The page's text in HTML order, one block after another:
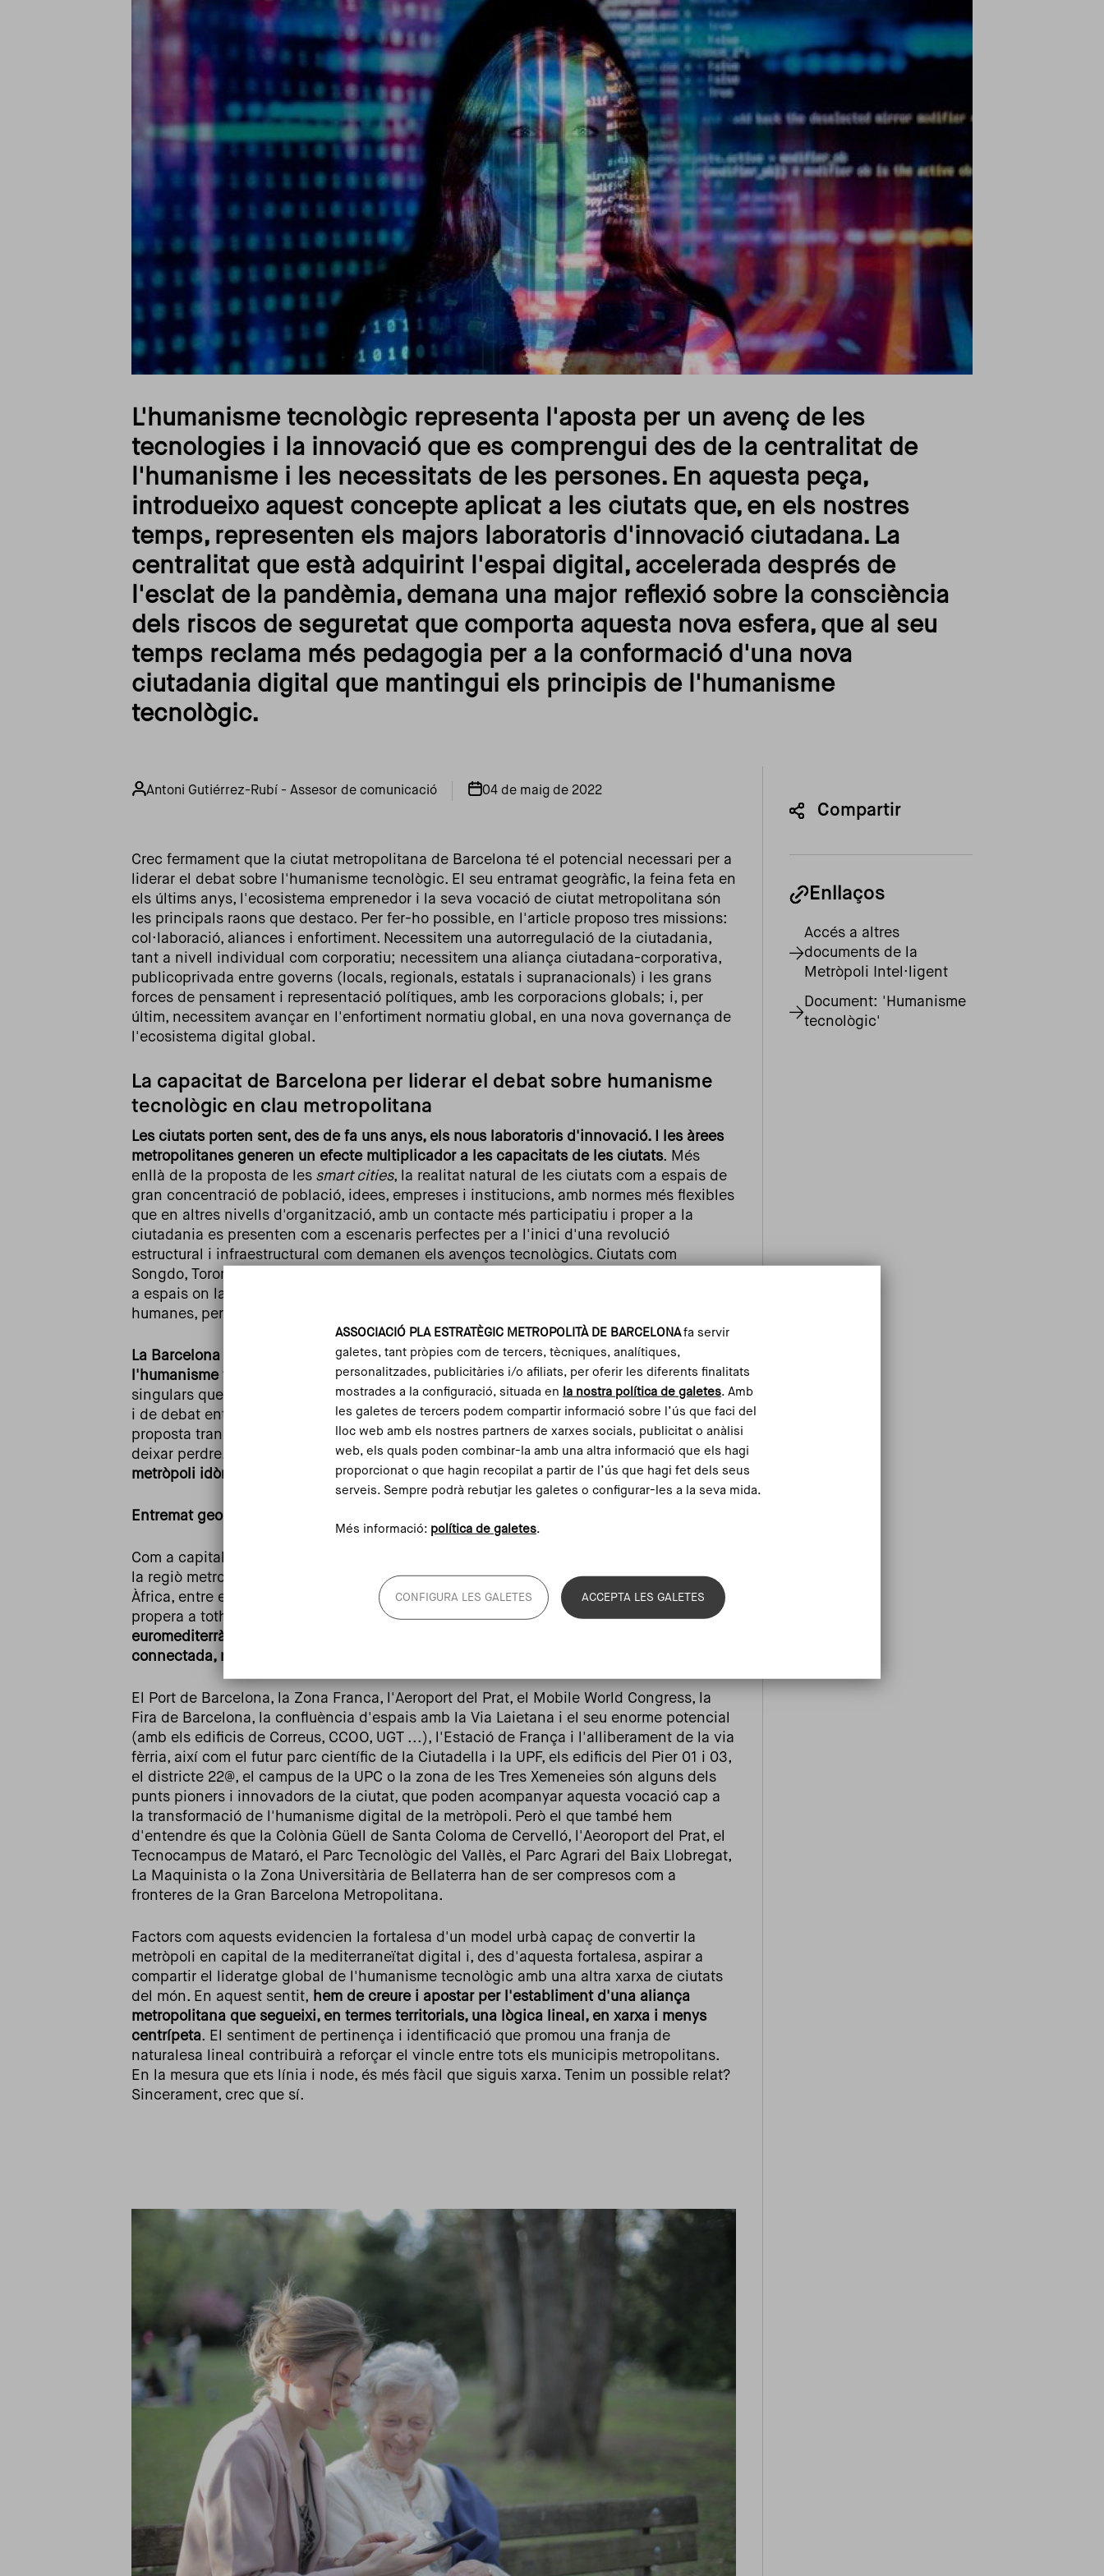
Imagen
L'humanisme tecnològic representa l'aposta per un avenç de les
tecnologies i la innovació que es comprengui des de la centralitat de
l'humanisme i les necessitats de les persones. En aquesta peça,
introdueixo aquest concepte aplicat a les ciutats que, en els nostres
temps, representen els majors laboratoris d'innovació ciutadana. La
centralitat que està adquirint l'espai digital, accelerada després de
l'esclat de la pandèmia, demana una major reflexió sobre la consciència
dels riscos de seguretat que comporta aquesta nova esfera, que al seu
temps reclama més pedagogia per a la conformació d'una nova
ciutadania digital que mantingui els principis de l'humanisme
tecnològic.
Antoni Gutiérrez-Rubí - Assesor de comunicació 04 de maig de 2022
Crec fermament que la ciutat metropolitana de Barcelona té el potencial necessari per a
liderar el debat sobre l'humanisme tecnològic. El seu entramat geogràfic, la feina feta en
els últims anys, l'ecosistema emprenedor i la seva vocació de ciutat metropolitana són
les principals raons que destaco. Per fer-ho possible, en l'article proposo tres missions:
col·laboració, aliances i enfortiment. Necessitem una autorregulació de la ciutadania,
tant a nivell individual com corporatiu; necessitem una aliança ciutadana-corporativa,
publicoprivada entre governs (locals, regionals, estatals i supranacionals) i les grans
forces de pensament i representació polítiques, amb les corporacions globals; i, per
últim, necessitem avançar en l'enfortiment normatiu global, en una nova governança de
l'ecosistema digital global.
La capacitat de Barcelona per liderar el debat sobre humanisme
tecnològic en clau metropolitana
Les ciutats porten sent, des de fa uns anys, els nous laboratoris d'innovació. I les àrees
metropolitanes generen un efecte multiplicador a les capacitats de les ciutats. Més
enllà de la proposta de les smart cities, la realitat natural de les ciutats com a espais de
gran concentració de població, idees, empreses i institucions, amb normes més flexibles
que en altres nivells d'organització, amb un contacte més participatiu i proper a la
ciutadania es presenten com a escenaris perfectes per a l'inici d'una revolució
estructural i infraestructural com demanen els avenços tecnològics. Ciutats com
Songdo, Toronto, Amsterdam o Tampere ja han mostrat les viabilitats de les ciutats com
a espais on la tecnologia pot experimentar la seva disposició a les necessitats
humanes, però hem de fer un pas més endavant.
La Barcelona metropolitana ha d'impulsar aquest debat com a capitalitat global de
l'humanisme tecnològic
. L'àrea metropolitana barcelonina presenta uns atributs únics i
singulars que permeten posicionar la metròpoli com un centre d'innovació, d'intercanvi
i de debat entre idees i propostes de tots els sectors. L'Humanisme Tecnològic com a
proposta transversal per a la ciutat és una oportunitat per la ciutat comtal que no podem
deixar perdre. A continuació, exposaréels principals atributs que fan a Barcelona la
metròpoli idònia per esdevenir capital global de l'humanisme tecnològic.
Entremat geogràfic de la regió metropolitana
Com a capital de la Mediterrània i situada a prop dels Pirineus, la situació geogràfica de
la regiò metropolitana barcelonina es troba en un punt d'intersecció entre Europa i
Àfrica, entre el mar i la muntanya, entre la ciutat i el camp. Una metròpoli a prop de tot i
propera a tothom.
En paraules de Josep Vicent Boira,Barcelona, dins la regió
euromediterrània, forma part d'una regió urbana dinàmica i entrellaçada, ben
connectada, més sostenible i al servei de les persones
El Port de Barcelona, la Zona Franca, l'Aeroport del Prat, el Mobile World Congress, la
Fira de Barcelona, la confluència d'espais amb la Via Laietana i el seu enorme potencial
(amb els edificis de Correus, CCOO, UGT ...), l'Estació de França i l'alliberament de la via
fèrria, així com el futur parc científic de la Ciutadella i la UPF, els edificis del Pier 01 i 03,
el districte 22@, el campus de la UPC o la zona de les Tres Xemeneies són alguns dels
punts pioners i innovadors de la ciutat, que poden acompanyar aquesta vocació cap a
la transformació de l'humanisme digital de la metròpoli. Però el que també hem
d'entendre és que la Colònia Güell de Santa Coloma de Cervelló, l'Aeoroport del Prat, el
Tecnocampus de Mataró, el Parc Tecnològic del Vallès, el Parc Agrari del Baix Llobregat,
La Maquinista o la Zona Universitària de Bellaterra han de ser compresos com a
fronteres de la Gran Barcelona Metropolitana.
Factors com aquests evidencien la fortalesa d'un model urbà capaç de convertir la
metròpoli en capital de la mediterraneïtat digital i, des d'aquesta fortalesa, aspirar a
compartir el lideratge global de l'humanisme tecnològic amb una altra xarxa de ciutats
del món. En aquest sentit, hem de creure i apostar per l'establiment d'una aliança
metropolitana que segueixi, en termes territorials, una lògica lineal, en xarxa i menys
centrípeta. El sentiment de pertinença i identificació que promou una franja de
naturalesa lineal contribuirà a reforçar el vincle entre tots els municipis metropolitans.
En la mesura que ets línia i node, és més fàcil que siguis xarxa. Tenim un possible relat?
Sincerament, crec que sí.
Compartir
Enllaços
Accés a altres
documents de la
Metròpoli Intel·ligent
Document: 'Humanisme
tecnològic'
ASSOCIACIÓ PLA ESTRATÈGIC METROPOLITÀ DE BARCELONAfa servir
galetes, tant pròpies com de tercers, tècniques, analítiques,
personalitzades, publicitàries i/o afiliats, per oferir les diferents finalitats
mostrades a la configuració, situada en la nostra política de galetes. Amb
les galetes de tercers podem compartir informació sobre l’ús que faci del
lloc web amb els nostres partners de xarxes socials, publicitat o anàlisi
web, els quals poden combinar-la amb una altra informació que els hagi
proporcionat o que hagin recopilat a partir de l’ús que hagi fet dels seus
serveis. Sempre podrà rebutjar les galetes o configurar-les a la seva mida.
Més informació: política de galetes.
CONFIGURA LES GALETES ACCEPTA LES GALETES